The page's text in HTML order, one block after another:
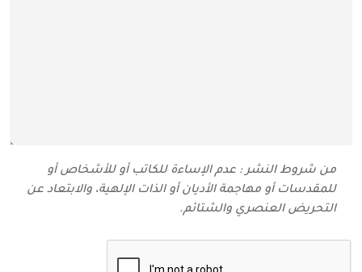
من شروط النشر : عدم الإساءة للكاتب أو للأشخاص أو
للمقدسات أو مهاجمة الأديان أو الذات الإلهية، والابتعاد عن
التحريض العنصري والشتائم‬.